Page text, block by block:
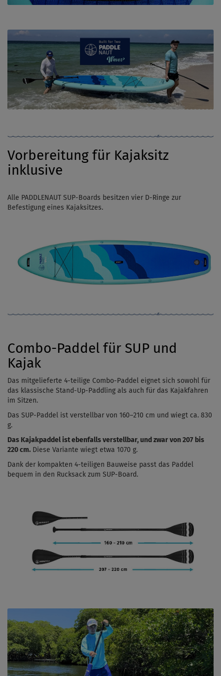
Vorbereitung für Kajaksitz
inklusive
Alle PADDLENAUT SUP-Boards besitzen vier D-Ringe zur
Befestigung eines Kajaksitzes.
Combo-Paddel für SUP und
Kajak
Das mitgelieferte 4-teilige Combo-Paddel eignet sich sowohl für
das klassische Stand-Up-Paddling als auch für das Kajakfahren
im Sitzen.
Das SUP-Paddel ist verstellbar von 160–210 cm und wiegt ca. 830
g.
Das Kajakpaddel ist ebenfalls verstellbar, und zwar von 207 bis
220 cm. Diese Variante wiegt etwa 1070 g.
Dank der kompakten 4-teiligen Bauweise passt das Paddel
bequem in den Rucksack zum SUP-Board.